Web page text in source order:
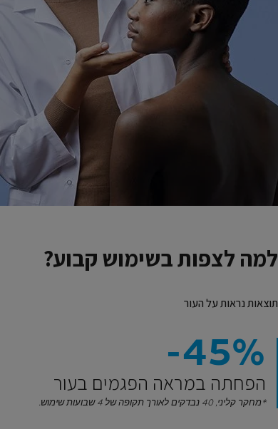
למה לצפות בשימוש קבוע?
תוצאות נראות על העור
‎-45%‎
הפחתה במראה הפגמים בעור
*מחקר קליני, 40 נבדקים לאורך תקופה של 4 שבועות שימוש.